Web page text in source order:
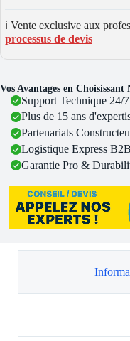
ℹ️ Vente exclusive aux
processus de devis
Vos Avantages en Choisissant
Support Technique 24/7
Plus de 15 ans
Partenariats
Logistique Express
Garantie Pro &